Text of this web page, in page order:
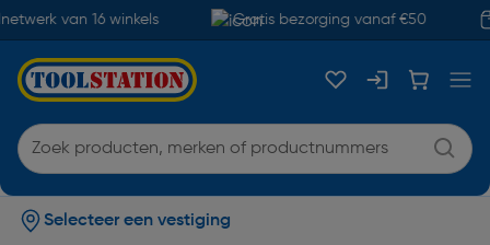
van 16 winkels Gratis bezorging vanaf €50
Selecteer een vestiging